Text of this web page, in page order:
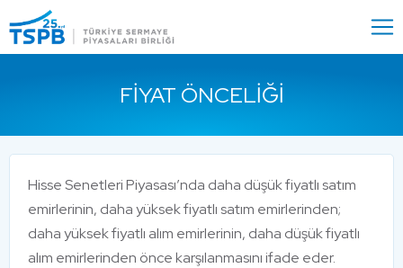
Close
FIYAT ÖNCELIĞI
Hisse Senetleri Piyasası’nda daha düşük fiyatlı satım
emirlerinin, daha yüksek fiyatlı satım emirlerinden;
daha yüksek fiyatlı alım emirlerinin, daha düşük fiyatlı
alım emirlerinden önce karşılanmasını ifade eder.